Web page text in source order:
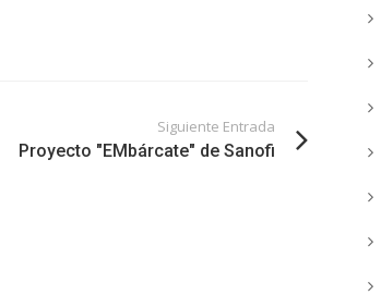
Siguiente Entrada
Proyecto "EMbárcate" de Sanofi